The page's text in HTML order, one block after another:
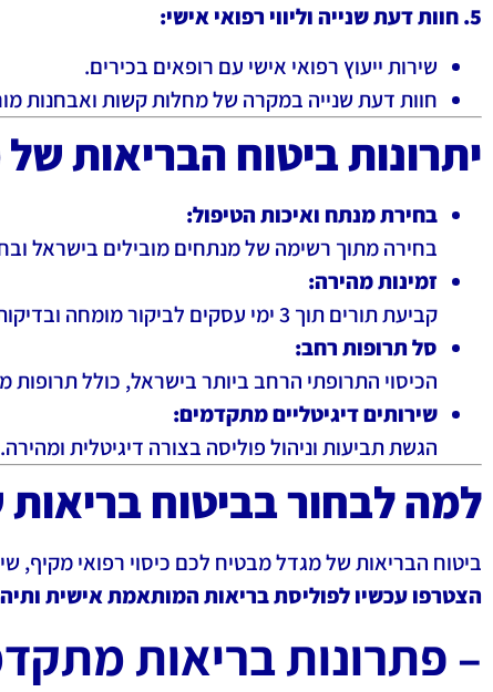
5. חוות דעת שנייה וליווי רפואי אישי:
שירות ייעוץ רפואי אישי עם רופאים בכירים.
חוות דעת שנייה במקרה של מחלות קשות ואבחנות
יתרונות ביטוח הבריאות
בחירת מנתח ואיכות הטיפול:
בחירה מתוך רשימה של מנתחים מובילים בישראל
זמינות מהירה:
קביעת תורים תוך 3 ימי עסקים לביקור מומחה ובדיקות אבחנתיות תוך יומיים בלבד.
סל תרופות רחב:
הכיסוי התרופתי הרחב ביותר בישראל, כולל תרופות
שירותים דיגיטליים מתקדמים:
הגשת תביעות וניהול פוליסה בצורה דיגיטלית ומהירה.
למה לבחור בביטוח
ביטוח הבריאות של מגדל מבטיח לכם כיסוי רפואי
הצטרפו עכשיו לפוליסת בריאות המותאמת אישית
– פתרונות בריאות